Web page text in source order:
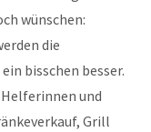
wünschen:
die
bisschen besser.
und
Grill